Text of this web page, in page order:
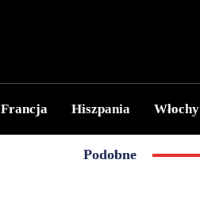
Francja Hiszpania Włochy
Podobne